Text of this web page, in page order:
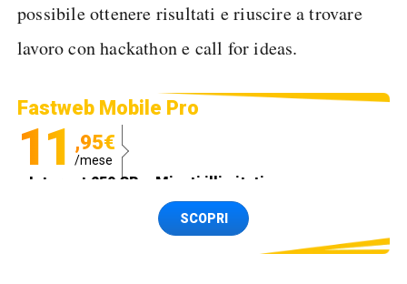
possibile ottenere risultati e riuscire a trovare
lavoro con hackathon e call for ideas.
Fastweb Mobile Pro
11 ,95€
/mese
Internet 250 GB e Minuti illimitati
Spedizione SIM GRATISSCOPRI